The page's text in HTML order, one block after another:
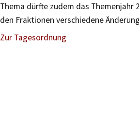
Thema dürfte zudem das Themenjahr
den Fraktionen verschiedene
Zur Tagesordnung